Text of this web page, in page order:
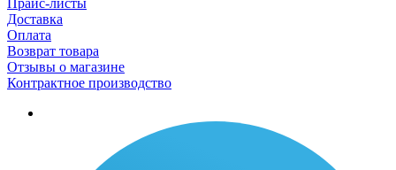
Прайс-листы
Доставка
Оплата
Возврат товара
Отзывы о магазине
Контрактное производство